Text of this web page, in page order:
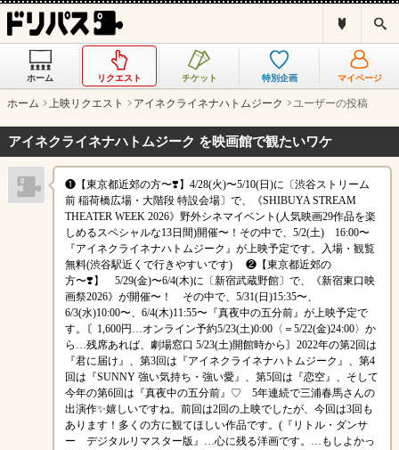
ス
は
？
ホーム リクエスト チケット 特別企画 マイページ
ホーム 上映リクエスト アイネクライネナハトムジーク ユーザーの投稿
アイネクライネナハトムジーク を映画館で観たいワケ
❶【東京都近郊の方〜❣️】4/28(火)〜5/10(日)に〔渋谷ストリーム
前 稲荷橋広場・大階段 特設会場〕で、《SHIBUYA STREAM
THEATER WEEK 2026》野外シネマイベント(人気映画29作品を楽
しめるスペシャルな13日間)開催〜！その中で、5/2(土) 16:00〜
『アイネクライネナハトムジーク』が上映予定です。入場・観覧
無料(渋谷駅近くで行きやすいです) ❷【東京都近郊の
方〜❣️】 5/29(金)〜6/4(木)に〔新宿武蔵野館〕で、《新宿東口映
画祭2026》が開催〜！ その中で、5/31(日)15:35〜、
6/3(水)10:00〜、6/4(木)11:55〜『真夜中の五分前』が上映予定で
す。〘1,600円…オンライン予約5/23(土)0:00〈＝5/22(金)24:00〉か
ら…残席あれば、劇場窓口 5/23(土)開館時から〙2022年の第2回は
『君に届け』、第3回は『アイネクライネナハトムジーク』、第4
回は『SUNNY 強い気持ち・強い愛』、第5回は『恋空』、そして
今年の第6回は『真夜中の五分前』♡ 5年連続で三浦春馬さんの
出演作✨嬉しいですね。前回は2回の上映でしたが、今回は3回も
あります！多くの方に観てほしい作品です。(『リトル・ダンサ
ー デジタルリマスター版』…心に残る洋画です。…もしよかっ